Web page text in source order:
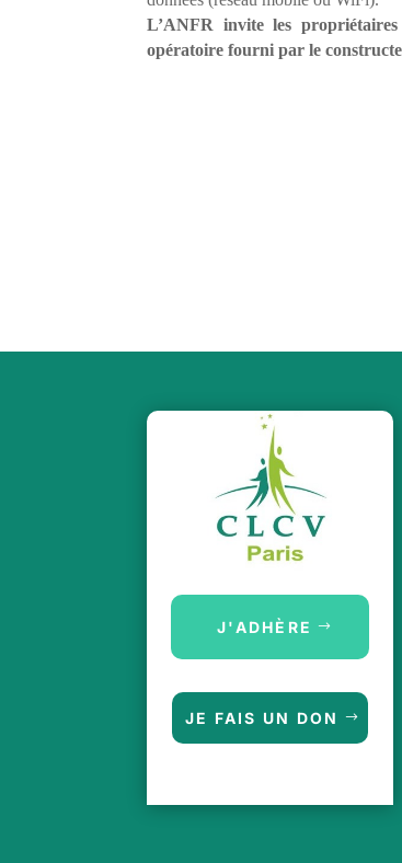
L’ANFR invite les
opératoire fourni par le
J'ADHÈRE
JE FAIS UN DON